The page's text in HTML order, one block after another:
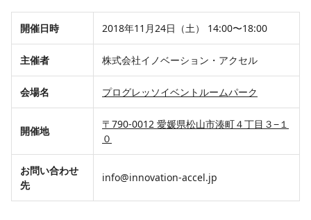
開催日時 2018年11月24日（土） 14:00〜18:00
主催者 株式会社イノベーション・アクセル
会場名 プログレッソイベントルームパーク
開催地
〒790-0012 愛媛県松山市湊町４丁目３−１
０
お問い合わせ
先
info@innovation-accel.jp